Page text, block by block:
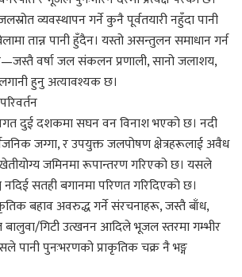
व्यवस्थापन गर्ने कुनै पूर्वतयारी नहुँदा पानी
तान्न पानी हुँदैन। यस्तो असन्तुलन समाधान गर्न
वर्षा जल संकलन प्रणाली, सानो जलाशय,
हुनु अत्यावश्यक छ।
दुई दशकमा सघन वन विनाश भएको छ। नदी
जग्गा, र उपयुक्त जलपोषण क्षेत्रहरूलाई अवैध
जमिनमा रूपान्तरण गरिएको छ। यसले
नदिई सतही बगानमा परिणत गरिदिएको छ।
बहाव अवरुद्ध गर्ने संरचनाहरू, जस्तै बाँध,
बालुवा/गिटी उत्खनन आदिले भूजल स्तरमा गम्भीर
पानी पुनःभरणको प्राकृतिक चक्र नै भङ्ग